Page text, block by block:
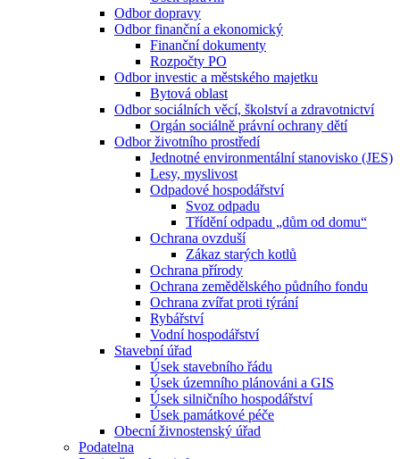
Odbor dopravy
Odbor finanční a ekonomický
Finanční dokumenty
Rozpočty PO
Odbor investic a městského majetku
Bytová oblast
Odbor sociálních věcí, školství a zdravotnictví
Orgán sociálně právní ochrany dětí
Odbor životního prostředí
Jednotné environmentální stanovisko (JES)
Lesy, myslivost
Odpadové hospodářství
Svoz odpadu
Třídění odpadu „dům od domu“
Ochrana ovzduší
Zákaz starých kotlů
Ochrana přírody
Ochrana zemědělského půdního fondu
Ochrana zvířat proti týrání
Rybářství
Vodní hospodářství
Stavební úřad
Úsek stavebního řádu
Úsek územního plánováni a GIS
Úsek silničního hospodářství
Úsek památkové péče
Obecní živnostenský úřad
Podatelna